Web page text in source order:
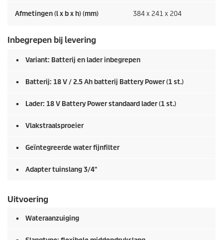
Afmetingen (l x b x h) (mm) 384 x 241 x 204
Inbegrepen bij levering
Variant: Batterij en lader inbegrepen
Batterij: 18 V / 2.5 Ah batterij Battery Power (1 st.)
Lader: 18 V Battery Power standaard lader (1 st.)
Vlakstraalsproeier
Geïntegreerde water fijnfilter
Adapter tuinslang 3/4"
Uitvoering
Wateraanzuiging